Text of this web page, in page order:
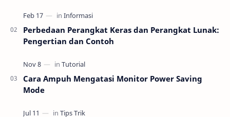
Perbedaan Perangkat Keras dan Perangkat Lunak:
Pengertian dan Contoh
Cara Ampuh Mengatasi Monitor Power Saving
Mode